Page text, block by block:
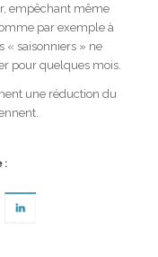
empêchant même
par exemple à
« saisonniers » ne
pour quelques mois.
une réduction du
: